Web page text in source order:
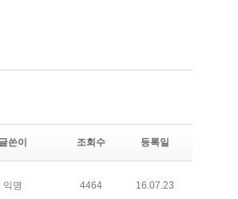
쓴이 조회수 등록일
익명 4464 16.07.23